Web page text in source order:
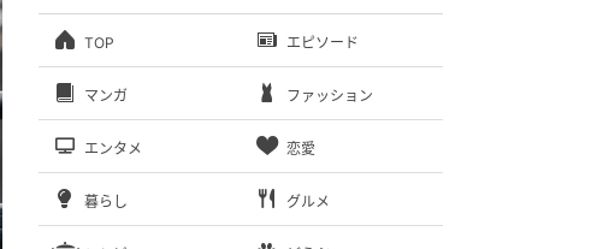
TOP エピソード
マンガ ファッション
エンタメ 恋愛
暮らし グルメ